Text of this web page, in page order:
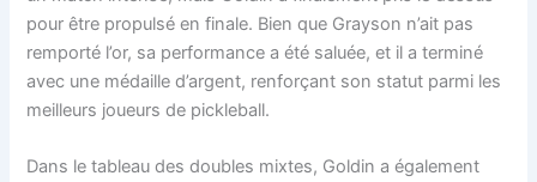
pour être propulsé en finale. Bien que Grayson n’ait pas
remporté l’or, sa performance a été saluée, et il a terminé
avec une médaille d’argent, renforçant son statut parmi les
meilleurs joueurs de pickleball.
Dans le tableau des doubles mixtes, Goldin a également